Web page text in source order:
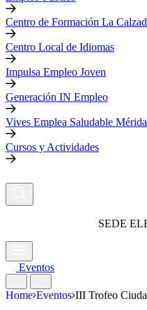
Centro de Formación La
Centro Local de Idiomas
Impulsa Empleo Joven
Generación IN Empleo
Vives Emplea Saludable Mérida
Cursos y Actividades
SEDE
Eventos
Home Eventos III Trofeo